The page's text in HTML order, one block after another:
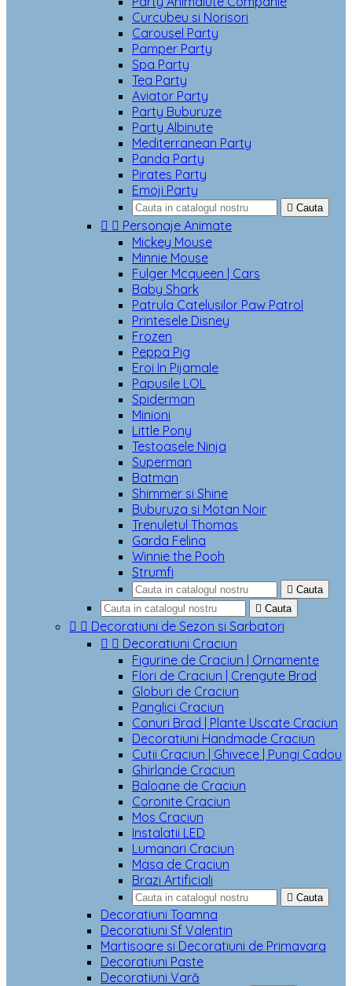
Curcubeu si Norisori
Carousel Party
Pamper Party
Spa Party
Tea Party
Aviator Party
Party Buburuze
Party Albinute
Mediterranean Party
Panda Party
Pirates Party
Emoji Party
 Cauta
  Personaje Animate
Mickey Mouse
Minnie Mouse
Fulger Mcqueen | Cars
Baby Shark
Patrula Catelusilor Paw Patrol
Printesele Disney
Frozen
Peppa Pig
Eroi In Pijamale
Papusile LOL
Spiderman
Minioni
Little Pony
Testoasele Ninja
Superman
Batman
Shimmer si Shine
Buburuza si Motan Noir
Trenuletul Thomas
Garda Felina
Winnie the Pooh
Strumfi
 Cauta
 Cauta
  Decoratiuni de Sezon si Sarbatori
  Decoratiuni Craciun
Figurine de Craciun | Ornamente
Flori de Craciun | Crengute Brad
Globuri de Craciun
Panglici Craciun
Conuri Brad | Plante Uscate Craciun
Decoratiuni Handmade Craciun
Cutii Craciun | Ghivece | Pungi Cadou
Ghirlande Craciun
Baloane de Craciun
Coronite Craciun
Mos Craciun
Instalatii LED
Lumanari Craciun
Masa de Craciun
Brazi Artificiali
 Cauta
Decoratiuni Toamna
Decoratiuni Sf Valentin
Martisoare si Decoratiuni de Primavara
Decoratiuni Paste
Decoratiuni Vară